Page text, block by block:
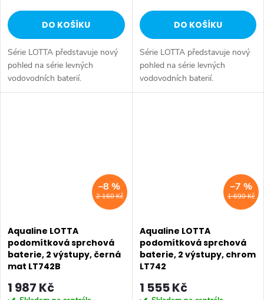
DO KOŠÍKU
Série LOTTA představuje nový
pohled na série levných
vodovodních baterií.
Umyvadlová stojánková baterie
DO KOŠÍKU
Série LOTTA představuje nový
pohled na série levných
vodovodních baterií.
Umyvadlová stojánková baterie
2 160 Kč
–8 %
Aqualine LOTTA
podomítková sprchová
baterie, 2 výstupy, černá
mat LT742B
1 987 Kč
1 690 Kč
–7 %
Aqualine LOTTA
podomítková sprchová
baterie, 2 výstupy, chrom
LT742
1 555 Kč